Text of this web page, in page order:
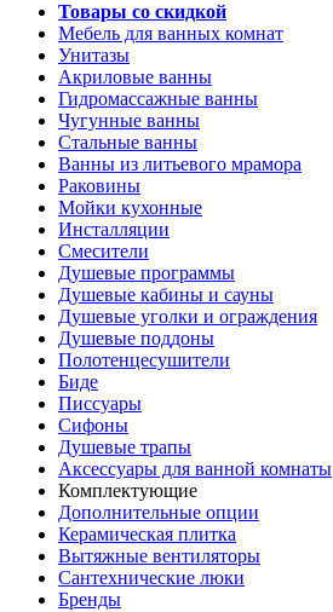
Товары со скидкой
Мебель для ванных комнат
Унитазы
Акриловые ванны
Гидромассажные ванны
Чугунные ванны
Стальные ванны
Ванны из литьевого мрамора
Раковины
Мойки кухонные
Инсталляции
Смесители
Душевые программы
Душевые кабины и сауны
Душевые уголки и ограждения
Душевые поддоны
Полотенцесушители
Биде
Писсуары
Сифоны
Душевые трапы
Аксессуары для ванной комнаты
Комплектующие
Дополнительные опции
Керамическая плитка
Вытяжные вентиляторы
Сантехнические люки
Бренды